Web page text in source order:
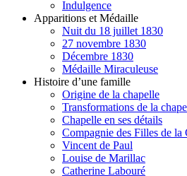
Indulgence
Apparitions et Médaille
Nuit du 18 juillet 1830
27 novembre 1830
Décembre 1830
Médaille Miraculeuse
Histoire d’une famille
Origine de la chapelle
Transformations de la
Chapelle en ses détails
Compagnie des Filles de la
Vincent de Paul
Louise de Marillac
Catherine Labouré